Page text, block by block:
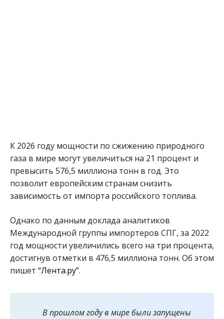
К 2026 году мощности по сжижению природного
газа в мире могут увеличиться на 21 процент и
превысить 576,5 миллиона тонн в год. Это
позволит европейским странам снизить
зависимость от импорта российского топлива.
Однако по данным доклада аналитиков
Международной группы импортеров СПГ, за 2022
год мощности увеличились всего на три процента,
достигнув отметки в 476,5 миллиона тонн. Об этом
пишет “Лента.ру”.
В прошлом году в мире были запущены